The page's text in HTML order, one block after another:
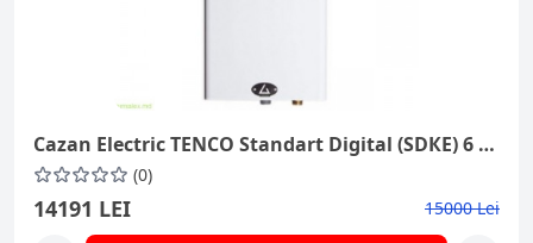
Cazan Electric TENCO Standart Digital (SDКЕ) 6 kW 220V
(0)
14191 LEI 15000 Lei